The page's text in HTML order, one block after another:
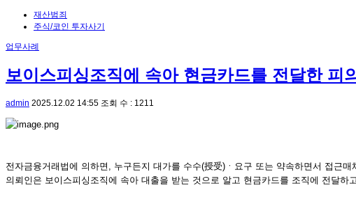
재산범죄
주식/코인 투자사기
업무사례
보이스피싱조직에 속아 현금카드를 전달한 피
admin 2025.12.02 14:55 조회 수 : 1211
전자금융거래법에 의하면, 누구든지 대가를 수수(授受)ㆍ요구 또는 약속하면서 접근
의뢰인은 보이스피싱조직에 속아 대출을 받는 것으로 알고 현금카드를 조직에 전달